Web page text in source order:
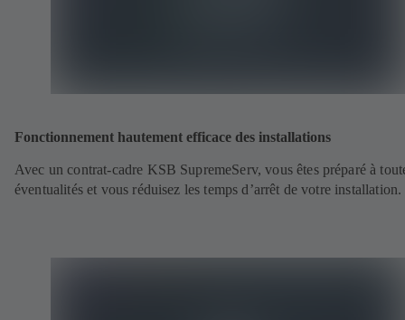
Fonctionnement hautement efficace des installations
Avec un contrat-cadre KSB SupremeServ, vous êtes préparé à
éventualités et vous réduisez les temps d’arrêt de votre installation.